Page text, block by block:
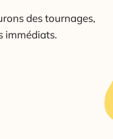
des tournages,
immédiats.